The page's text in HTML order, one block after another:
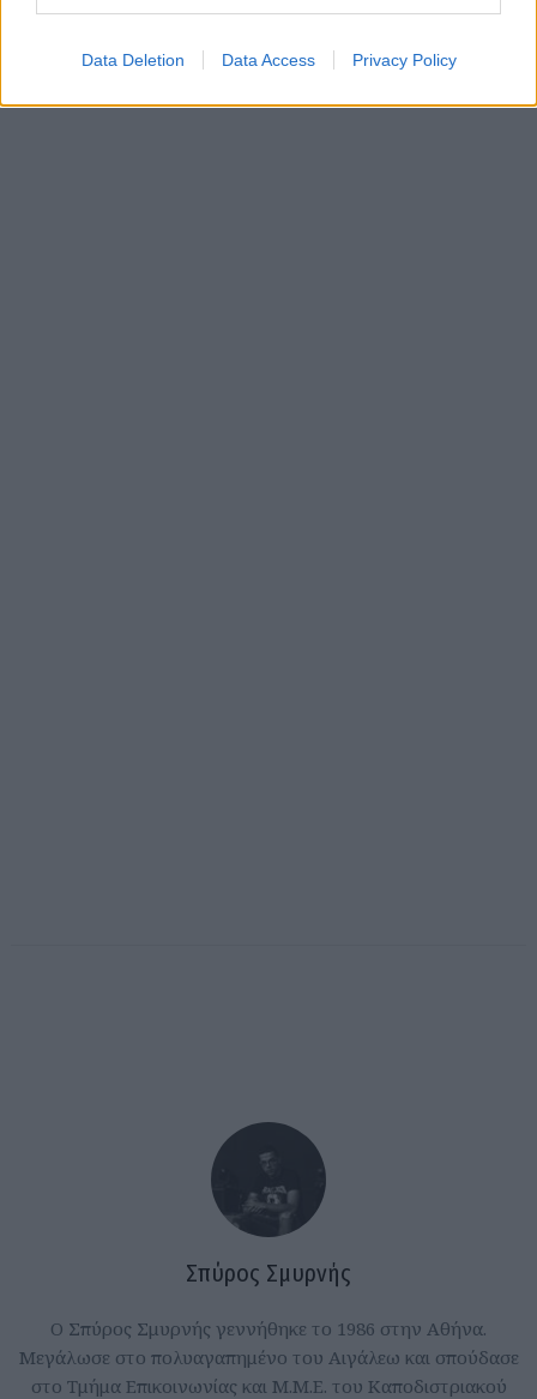
Data Deletion Data Access Privacy Policy
παίρνοντας ένα κουτάκι και για μας.
Σπύρος Σμυρνής
Ο Σπύρος Σμυρνής γεννήθηκε το 1986 στην Αθήνα.
Μεγάλωσε στο πολυαγαπημένο του Αιγάλεω και σπούδασε
στο Τμήμα Επικοινωνίας και Μ.Μ.Ε. του Καποδιστριακού